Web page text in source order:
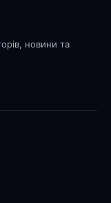
новини та